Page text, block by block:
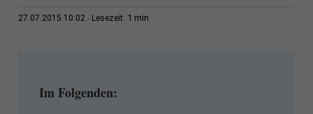
27.07.2015 10:02 Lesezeit: 1 min
Im Folgenden: